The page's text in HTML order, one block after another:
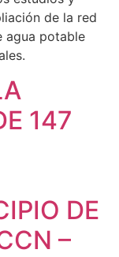
de la red
agua potable
147
DE
–